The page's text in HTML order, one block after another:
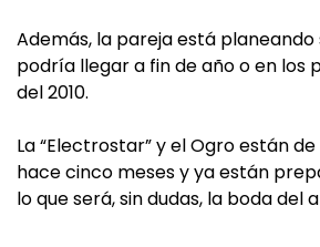
Además, la pareja está planeando
podría llegar a fin de año o en los
del 2010.
La “Electrostar” y el Ogro están
hace cinco meses y ya están
lo que será, sin dudas, la boda del